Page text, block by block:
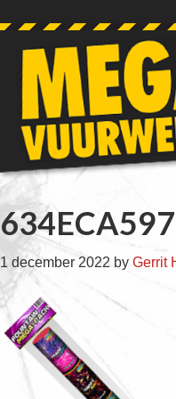
primary
navigation
main
content
primary
sidebar
footer
1 december 2022 by Gerrit